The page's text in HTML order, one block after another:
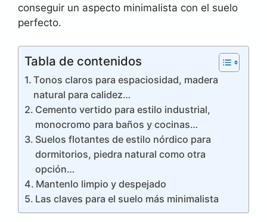
conseguir un aspecto minimalista con el suelo
perfecto.
Tabla de contenidos
Tonos claros para espaciosidad, madera
natural para calidez…
Cemento vertido para estilo industrial,
monocromo para baños y cocinas…
Suelos flotantes de estilo nórdico para
dormitorios, piedra natural como otra
opción…
Mantenlo limpio y despejado
Las claves para el suelo más minimalista